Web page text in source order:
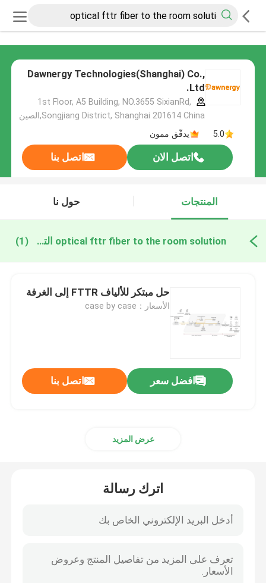
Dawnergy Technologies(Shanghai) Co.,
Ltd.
1st Floor, A5 Building, NO.3655 SixianRd,
Songjiang District, Shanghai 201614 China,الصين
5.0
يدقّق ممون
اتصل الان اتصل بنا
المنتجات حول نا
optical fttr fiber to the room solution التصنيع عبر الإنترنت (1)
حل مبتكر للألياف FTTR إلى الغرفة
الأسعار：case by case
افضل سعر اتصل بنا
عرض المزيد
اترك رسالة